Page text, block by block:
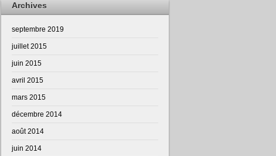
Archives
septembre 2019
juillet 2015
juin 2015
avril 2015
mars 2015
décembre 2014
août 2014
juin 2014